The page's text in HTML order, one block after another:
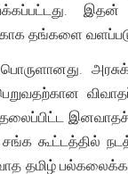
தங்களை
கூட்டத்தில்
தமிழ்